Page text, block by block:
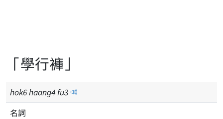
「學行褲」
hok6haang4fu3
名詞